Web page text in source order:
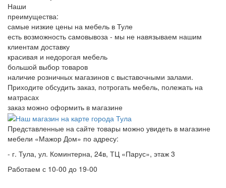
Наши
преимущества:
самые низкие цены на мебель в Туле
есть возможность самовывоза - мы не навязываем нашим
клиентам доставку
красивая и недорогая мебель
большой выбор товаров
наличие розничных магазинов с выставочными залами.
Приходите обсудить заказ, потрогать мебель, полежать на
матрасах
заказ можно оформить в магазине
Представленные на сайте товары можно увидеть в магазине
мебели «Мажор Дом» по адресу:
- г. Тула, ул. Коминтерна, 24в, ТЦ «Парус», этаж 3
Работаем с 10-00 до 19-00